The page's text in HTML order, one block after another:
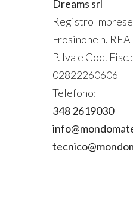
Dreams srl
Registro
Frosinone n. REA
P. Iva e Cod. Fisc.:
02822260606
Telefono:
348 2619030